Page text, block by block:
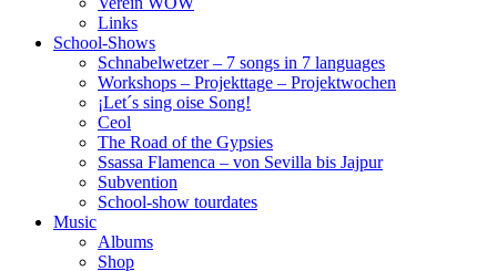
Links
School-Shows
Schnabelwetzer – 7 songs in 7 languages
Workshops – Projekttage – Projektwochen
¡Let´s sing oise Song!
Ceol
The Road of the Gypsies
Ssassa Flamenca – von Sevilla bis Jajpur
Subvention
School-show tourdates
Music
Albums
Shop